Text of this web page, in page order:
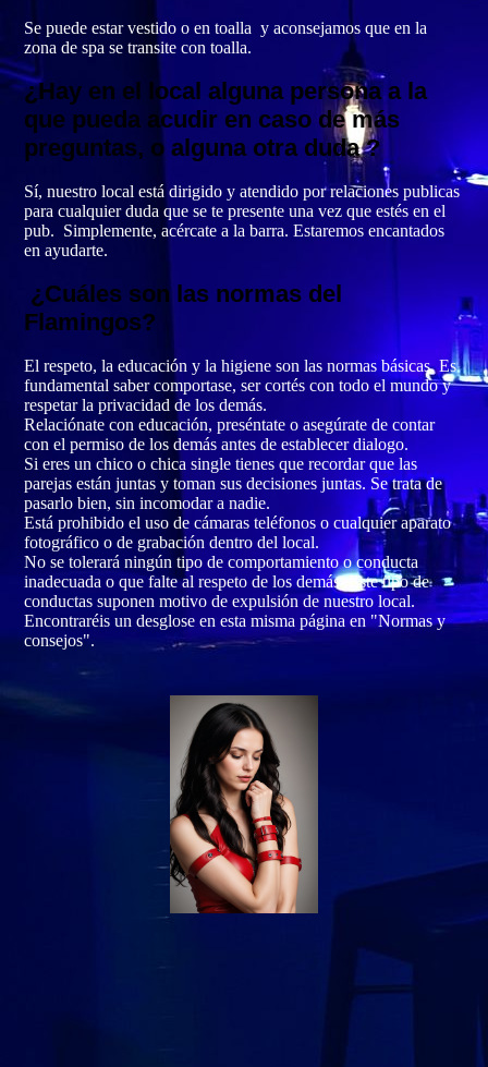
Se puede estar vestido o en toalla y aconsejamos que en la
zona de spa se transite con toalla.
¿Hay en el local alguna persona a la
que pueda acudir en caso de más
preguntas, o alguna otra duda ?
Sí, nuestro local está dirigido y atendido por relaciones publicas
para cualquier duda que se te presente una vez que estés en el
pub. Simplemente, acércate a la barra. Estaremos encantados
en ayudarte.
¿Cuáles son las normas del
Flamingos?
El respeto, la educación y la higiene son las normas básicas. Es
fundamental saber comportase, ser cortés con todo el mundo y
respetar la privacidad de los demás.
Relaciónate con educación, preséntate o asegúrate de contar
con el permiso de los demás antes de establecer dialogo.
Si eres un chico o chica single tienes que recordar que las
parejas están juntas y toman sus decisiones juntas. Se trata de
pasarlo bien, sin incomodar a nadie.
Está prohibido el uso de cámaras teléfonos o cualquier aparato
fotográfico o de grabación dentro del local.
No se tolerará ningún tipo de comportamiento o conducta
inadecuada o que falte al respeto de los demás. Este tipo de
conductas suponen motivo de expulsión de nuestro local.
Encontraréis un desglose en esta misma página en "Normas y
consejos".